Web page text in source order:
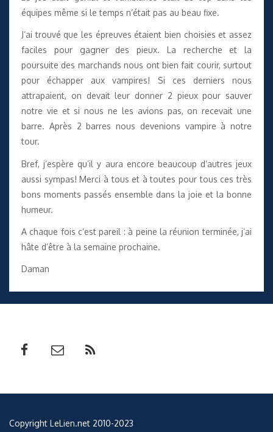
équipes même si le temps n’était pas au beau fixe.
J’ai trouvé que les épreuves étaient bien choisies et assez
faciles pour gagner des pieux. La recherche et la
poursuite des marchands nous ont bien fait courir, surtout
pour échapper aux vampires! Si ces derniers nous
attrapaient, on devait leur donner 2 pieux pour sauver
notre vie et si nous ne les avions pas, on recevait une
barre. Après 2 barres nous devenions vampire à notre
tour.
Bref, j’espère qu’il y aura encore beaucoup d’autres jeux
aussi sympas! Merci à tous et à toutes pour tous ces très
bons moments passés ensemble dans la joie et la bonne
humeur.
A chaque fois c’est pareil : à peine la réunion terminée, j’ai
hâte d’être à la semaine prochaine.
Daman
Copyright LeLien.net 2010-2023